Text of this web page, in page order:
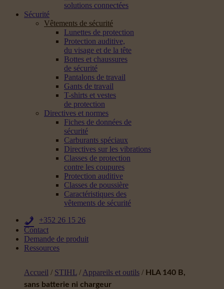
solutions connectées
Sécurité
Vêtements de sécurité
Lunettes de protection
Protection auditive,
du visage et de la tête
Bottes et chaussures
de sécurité
Pantalons de travail
Gants de travail
T-shirts et vestes
de protection
Directives et normes
Fiches de données de
sécurité
Carburants spéciaux
Directives sur les vibrations
Classes de protection
contre les coupures
Protection auditive
Classes de poussière
Caractéristiques des
vêtements de sécurité
+352 26 15 26
Contact
Demande de produit
Ressources
Accueil / STIHL / Appareils et outils / HLA 140 B,
sans batterie ni chargeur